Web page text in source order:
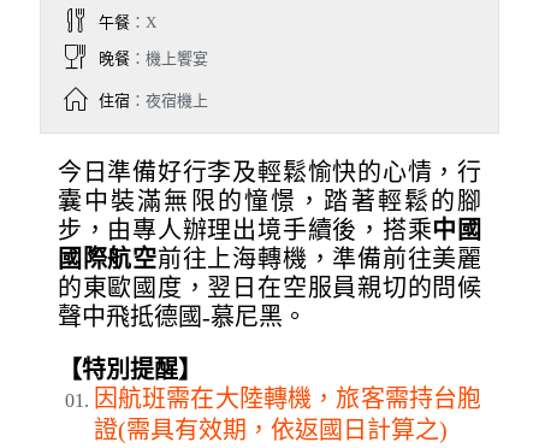
午餐：X
晚餐：機上饗宴
住宿：夜宿機上
今日準備好行李及輕鬆愉快的心情，行
囊中裝滿無限的憧憬，踏著輕鬆的腳
步，由專人辦理出境手續後，搭乘中國
國際航空前往上海轉機，準備前往美麗
的東歐國度，翌日在空服員親切的問候
聲中飛抵德國-慕尼黑。
【特別提醒】
因航班需在大陸轉機，旅客需持台胞
證(需具有效期，依返國日計算之)